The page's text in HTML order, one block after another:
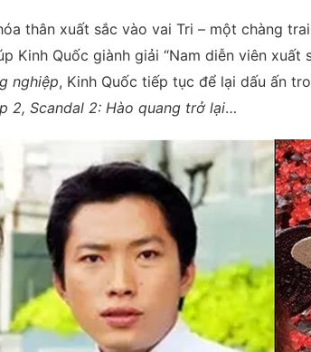
thân xuất sắc vào vai Tri – một chàng
Kinh Quốc giành giải “Nam diễn viên xuất
nghiệp, Kinh Quốc tiếp tục để lại dấu ấn
2, Scandal 2: Hào quang trở lại…